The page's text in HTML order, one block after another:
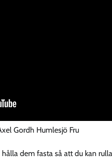
Gordh Humlesjö Fru
dem fasta så att du kan